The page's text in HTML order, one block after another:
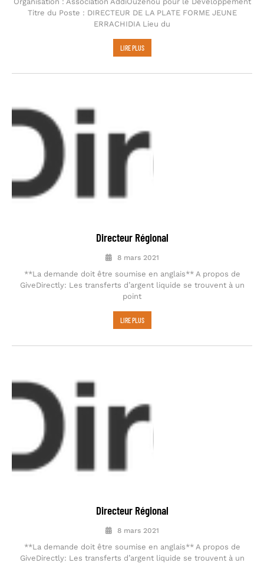
Titre du Poste : DIRECTEUR DE LA PLATE FORME JEUNE
ERRACHIDIA Lieu du
LIRE PLUS
Directeur Régional
8 mars 2021
**La demande doit être soumise en anglais** A propos de
GiveDirectly: Les transferts d’argent liquide se trouvent à un
point
LIRE PLUS
Directeur Régional
8 mars 2021
**La demande doit être soumise en anglais** A propos de
GiveDirectly: Les transferts d’argent liquide se trouvent à un